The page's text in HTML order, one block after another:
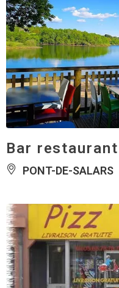
Bar
PONT-DE-SALARS